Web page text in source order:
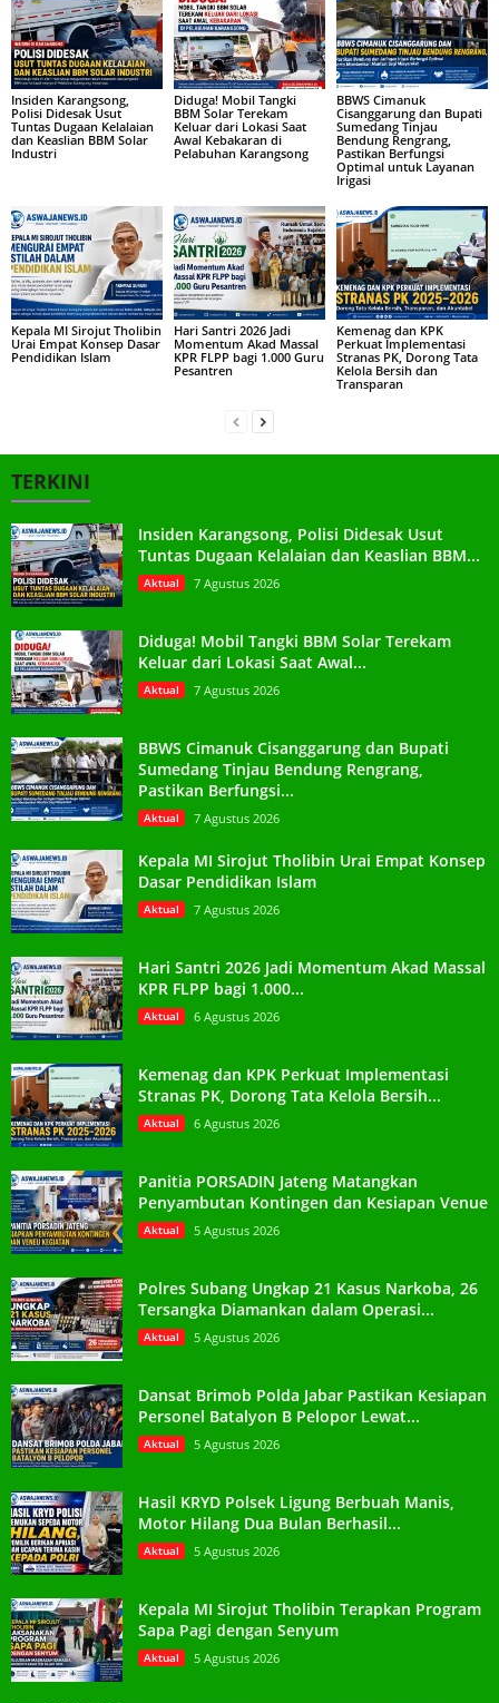
Insiden Karangsong,
Polisi Didesak Usut
Tuntas Dugaan Kelalaian
dan Keaslian BBM Solar
Industri
Diduga! Mobil Tangki
BBM Solar Terekam
Keluar dari Lokasi Saat
Awal Kebakaran di
Pelabuhan Karangsong
BBWS Cimanuk
Cisanggarung dan Bupati
Sumedang Tinjau
Bendung Rengrang,
Pastikan Berfungsi
Optimal untuk Layanan
Irigasi
Kepala MI Sirojut Tholibin
Urai Empat Konsep Dasar
Pendidikan Islam
Hari Santri 2026 Jadi
Momentum Akad Massal
KPR FLPP bagi 1.000 Guru
Pesantren
Kemenag dan KPK
Perkuat Implementasi
Stranas PK, Dorong Tata
Kelola Bersih dan
Transparan
TERKINI
Insiden Karangsong, Polisi Didesak Usut
Tuntas Dugaan Kelalaian dan Keaslian BBM...
Aktual 7 Agustus 2026
Diduga! Mobil Tangki BBM Solar Terekam
Keluar dari Lokasi Saat Awal...
Aktual 7 Agustus 2026
BBWS Cimanuk Cisanggarung dan Bupati
Sumedang Tinjau Bendung Rengrang,
Pastikan Berfungsi...
Aktual 7 Agustus 2026
Kepala MI Sirojut Tholibin Urai Empat Konsep
Dasar Pendidikan Islam
Aktual 7 Agustus 2026
Hari Santri 2026 Jadi Momentum Akad Massal
KPR FLPP bagi 1.000...
Aktual 6 Agustus 2026
Kemenag dan KPK Perkuat Implementasi
Stranas PK, Dorong Tata Kelola Bersih...
Aktual 6 Agustus 2026
Panitia PORSADIN Jateng Matangkan
Penyambutan Kontingen dan Kesiapan Venue
Aktual 5 Agustus 2026
Polres Subang Ungkap 21 Kasus Narkoba, 26
Tersangka Diamankan dalam Operasi...
Aktual 5 Agustus 2026
Dansat Brimob Polda Jabar Pastikan Kesiapan
Personel Batalyon B Pelopor Lewat...
Aktual 5 Agustus 2026
Hasil KRYD Polsek Ligung Berbuah Manis,
Motor Hilang Dua Bulan Berhasil...
Aktual 5 Agustus 2026
Kepala MI Sirojut Tholibin Terapkan Program
Sapa Pagi dengan Senyum
Aktual 5 Agustus 2026